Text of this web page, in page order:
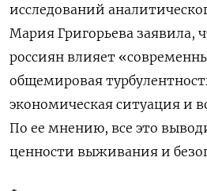
исследований
Мария Григорьева заявила,
россиян влияет
общемировая
экономическая ситуация и
По ее мнению, все это
ценности выживания и